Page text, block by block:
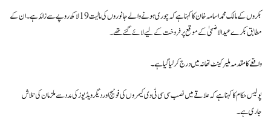
بکروں کے مالک محمد اسامہ خان کا کہنا ہے کہ چوری ہونے والے جانوروں کی مالیت 19 لاکھ روپے سے زائد ہے۔ ان کے
مطابق بکرے عیدالاضحیٰ کے موقع پر فروخت کے لیے لائے گئے تھے۔
واقعے کا مقدمہ ملیر کینٹ تھانہ میں درج کر لیا گیا ہے۔
پولیس حکام کا کہنا ہے کہ علاقے میں نصب سی سی ٹی وی کیمروں کی فوٹیج اور دیگر ویڈیوز کی مدد سے ملزمان کی تلاش
جاری ہے۔